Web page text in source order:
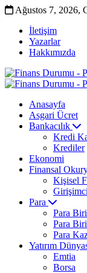
Ağustos 7, 2026,
İletişim
Yazarlar
Hakkımızda
Anasayfa
Asgari Ücret
Bankacılık
Kredi
Krediler
Ekonomi
Finansal
Kişisel
Para
Para
Para
Para
Yatırım
Emtia
Borsa